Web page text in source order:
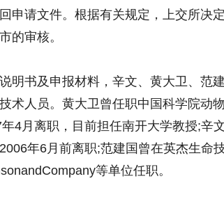
申请文件。根据有关规定，上交所决
的审核。
书及申报材料，辛文、黄大卫、范
术人员。黄大卫曾任职中国科学院动
4月离职，目前担任南开大学教授;辛
年6月前离职;范建国曾在英杰生命
等单位任职。